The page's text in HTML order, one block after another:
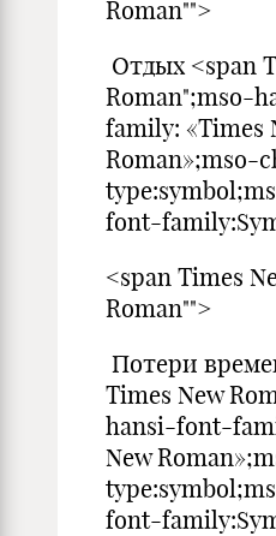
Отдых <span
Roman";mso-
family: «Times
Roman»;mso-
font-
<span Times
Потери
Times New
hansi-font-
New
font-